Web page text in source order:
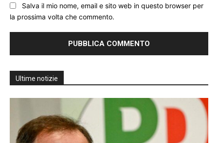
Salva il mio nome, email e sito web in questo browser per
la prossima volta che commento.
Ultime notizie